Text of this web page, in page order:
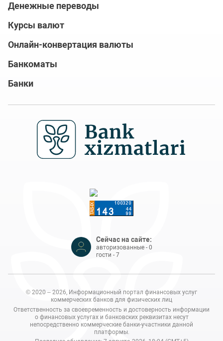
Денежные переводы
Курсы валют
Онлайн-конвертация валюты
Банкоматы
Банки
Сейчас на сайте:
авторизованные - 0
гости - 7
© 2020 – 2026, Информационный портал финансовых услуг
коммерческих банков для физических лиц
Ответственность за своевременность и достоверность информации
о финансовых услугах и банковских реквизитах несут
непосредственно коммерческие банки-участники данной
платформы.